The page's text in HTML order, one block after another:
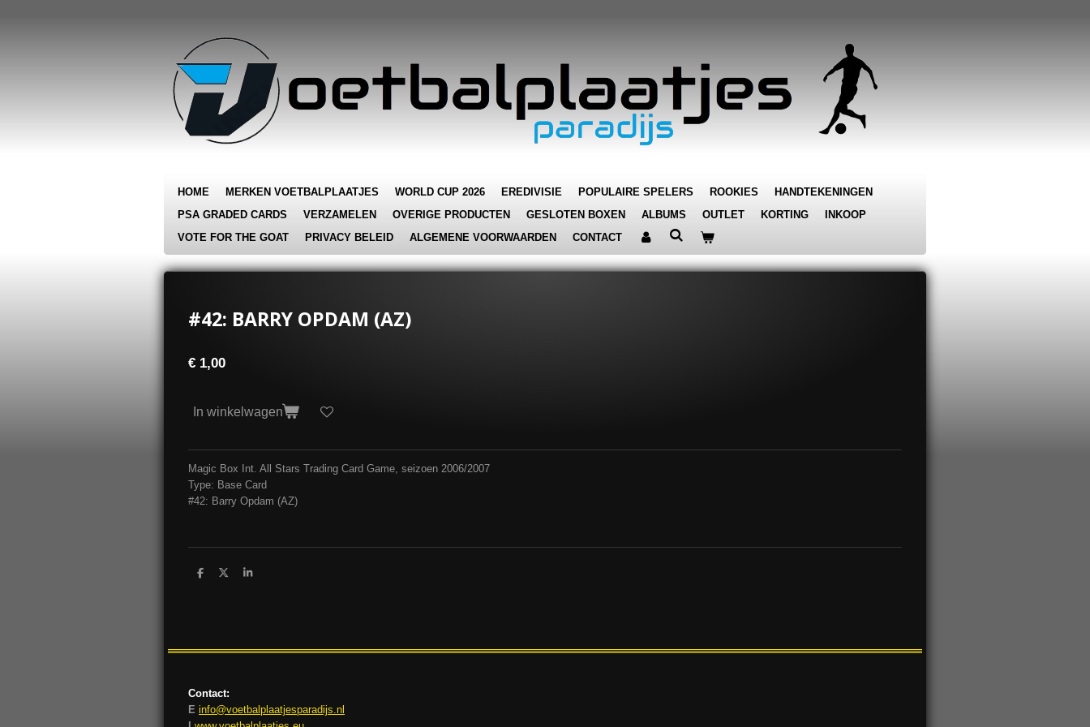
HOME MERKEN VOETBALPLAATJES WORLD CUP 2026 EREDIVISIE POPULAIRE SPELERS ROOKIES
HANDTEKENINGEN
PSA GRADED CARDS
VERZAMELEN OVERIGE PRODUCTEN GESLOTEN BOXEN ALBUMS OUTLET KORTING
INKOOP
VOTE FOR THE GOAT
PRIVACY BELEID ALGEMENE VOORWAARDEN CONTACT
#42: BARRY OPDAM (AZ)
€ 1,00
In winkelwagen
Magic Box Int. All Stars Trading Card Game, seizoen 2006/2007
Type: Base Card
#42: Barry Opdam (AZ)
D
D
S
Contact:
E info@voetbalplaatjesparadijs.nl